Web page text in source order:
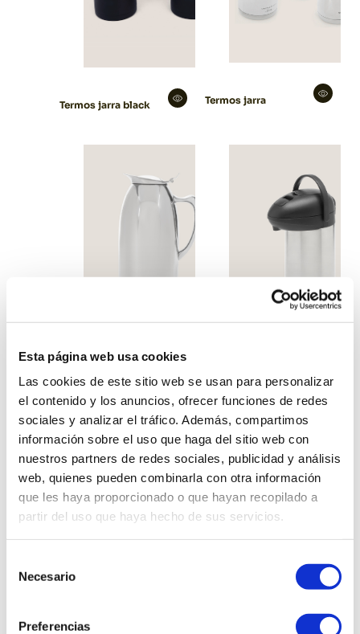
Esta página web usa cookies
Las cookies de este sitio web se usan para personalizar
el contenido y los anuncios, ofrecer funciones de redes
sociales y analizar el tráfico. Además, compartimos
información sobre el uso que haga del sitio web con
nuestros partners de redes sociales, publicidad y análisis
web, quienes pueden combinarla con otra información
que les haya proporcionado o que hayan recopilado a
partir del uso que haya hecho de sus servicios.
Necesario
Preferencias
Termos jarra black Termos jarra
Jarra isotérmica Con pulsador